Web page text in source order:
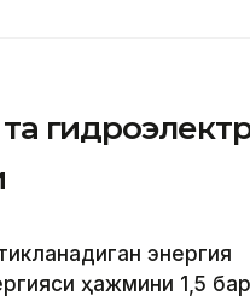
энергия
ҳажмини 1,5